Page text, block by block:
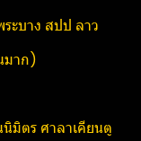
ะบาง สปป ลาว
มาก)
มิตร​ ศาลาเคียน​ตู​